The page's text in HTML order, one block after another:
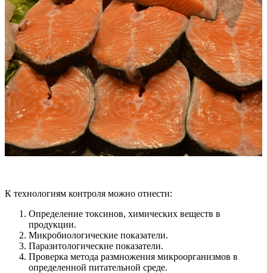
К технологиям контроля можно отнести:
Определение токсинов, химических веществ в
продукции.
Микробиологические показатели.
Паразитологические показатели.
Проверка метода размножения микроорганизмов в
определенной питательной среде.